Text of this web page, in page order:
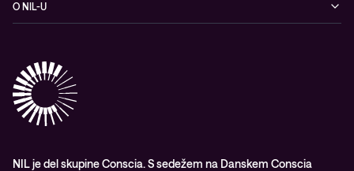
Hibridni oblak
Izobraževanje
Upravljane IT storitve in podpora
Opazljivost
Blogi
Videi
Vodiči
O NIL-U
Partnerji
Nagrade & priznanja industrije
WORK@NIL
NIL je del skupine Conscia. S sedežem na Danskem Conscia